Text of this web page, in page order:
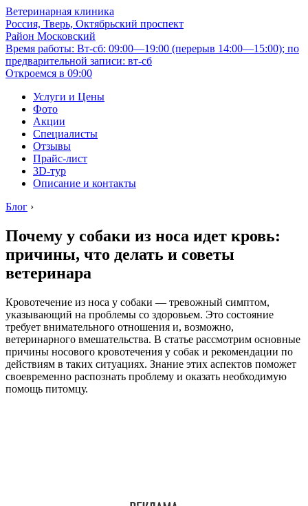
Ветеринарная клиника
Россия, Тверь, Октябрьский проспект
Район Московский
Время работы: Вт-сб: 09:00—19:00 (перерыв 14:00—15:00); по
предварительной записи: вт-сб
Откроемся в 09:00
Услуги и Цены
Фото
Акции
Специалисты
Отзывы
Прайс-лист
3D-тур
Описание и контакты
Блог ›
Почему у собаки из носа идет кровь:
причины, что делать и советы
ветеринара
Кровотечение из носа у собаки — тревожный симптом,
указывающий на проблемы со здоровьем. Это состояние
требует внимательного отношения и, возможно,
ветеринарного вмешательства. В статье рассмотрим основные
причины носового кровотечения у собак и рекомендации по
действиям в таких ситуациях. Знание этих аспектов поможет
своевременно распознать проблему и оказать необходимую
помощь питомцу.